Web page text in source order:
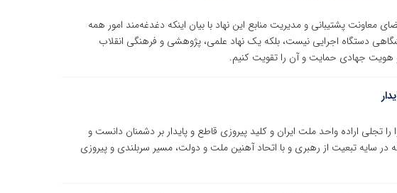
پشتیبانی و مدیریت منابع این نهاد با بیان اینکه دغدغه‌مند امور همه
دستگاه اجرایی نیست، بلکه یک نهاد علمی، پژوهشی و فرهنگی انقلاب
هویت جهادی حمایت و آن را تقویت کنیم.
تجلی اراده واحد ملت ایران و کلید پیروزی قاطع و پایدار بر دشمنان دانست و
در سایه تبعیت از رهبری و با اتحاد آهنین ملت و دولت، مسیر سربلندی و پیروزی